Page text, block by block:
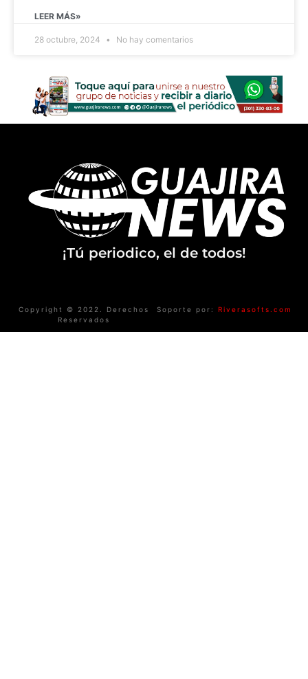
LEER MÁS»
28 octubre, 2024 No hay comentarios
¡Tú periodico, el de todos!
Copyright © 2022. Derechos
Reservados
Soporte por: Riverasofts.com